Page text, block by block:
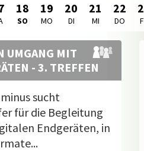
18
SO
19
MO
20
DI
21
MI
22
DO
UMGANG MIT
- 3. TREFFEN
sucht
für die Begleitung
Endgeräten, in